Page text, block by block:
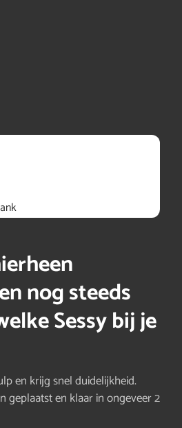
nog steeds
Sessy bij je
en krijg snel duidelijkheid.
geplaatst en klaar in ongeveer 2